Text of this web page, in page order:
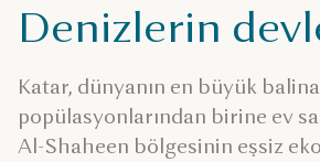
Denizlerin
Katar, dünyanın en büyük
popülasyonlarından birine ev
Al-Shaheen bölgesinin eşsiz